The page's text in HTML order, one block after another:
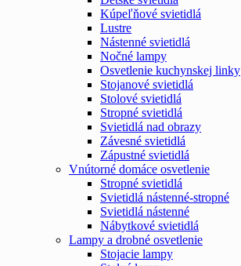
Kúpeľňové svietidlá
Lustre
Nástenné svietidlá
Nočné lampy
Osvetlenie kuchynskej linky
Stojanové svietidlá
Stolové svietidlá
Stropné svietidlá
Svietidlá nad obrazy
Závesné svietidlá
Zápustné svietidlá
Vnútorné domáce osvetlenie
Stropné svietidlá
Svietidlá nástenné-stropné
Svietidlá nástenné
Nábytkové svietidlá
Lampy a drobné osvetlenie
Stojacie lampy